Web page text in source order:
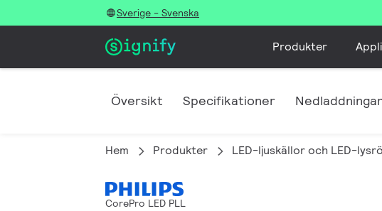
Sverige - Svenska
Produkter
Översikt Specifikationer Nedladdningar
Hem Produkter LED-ljuskällor och LED-
CorePro LED PLL